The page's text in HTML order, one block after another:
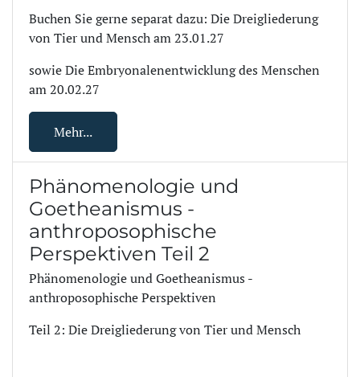
Buchen Sie gerne separat dazu: Die Dreigliederung
von Tier und Mensch am 23.01.27
sowie Die Embryonalenentwicklung des Menschen
am 20.02.27
Mehr...
Phänomenologie und
Goetheanismus -
anthroposophische
Perspektiven Teil 2
Phänomenologie und Goetheanismus -
anthroposophische Perspektiven
Teil 2: Die Dreigliederung von Tier und Mensch